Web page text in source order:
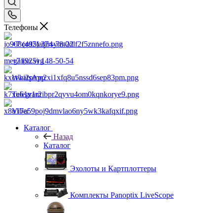
Телефоны
+7 (495) 374-78-22
+7 (925) 148-50-54
WhatsApp
Telegram
Viber
Каталог
Назад
Каталог
Эхолоты и Картплоттеры
Комплекты Panoptix LiveScope